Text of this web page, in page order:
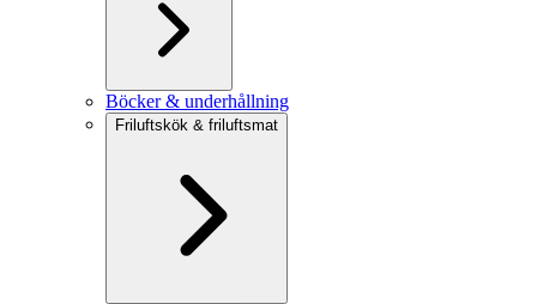
Böcker & underhållning
Friluftskök & friluftsmat